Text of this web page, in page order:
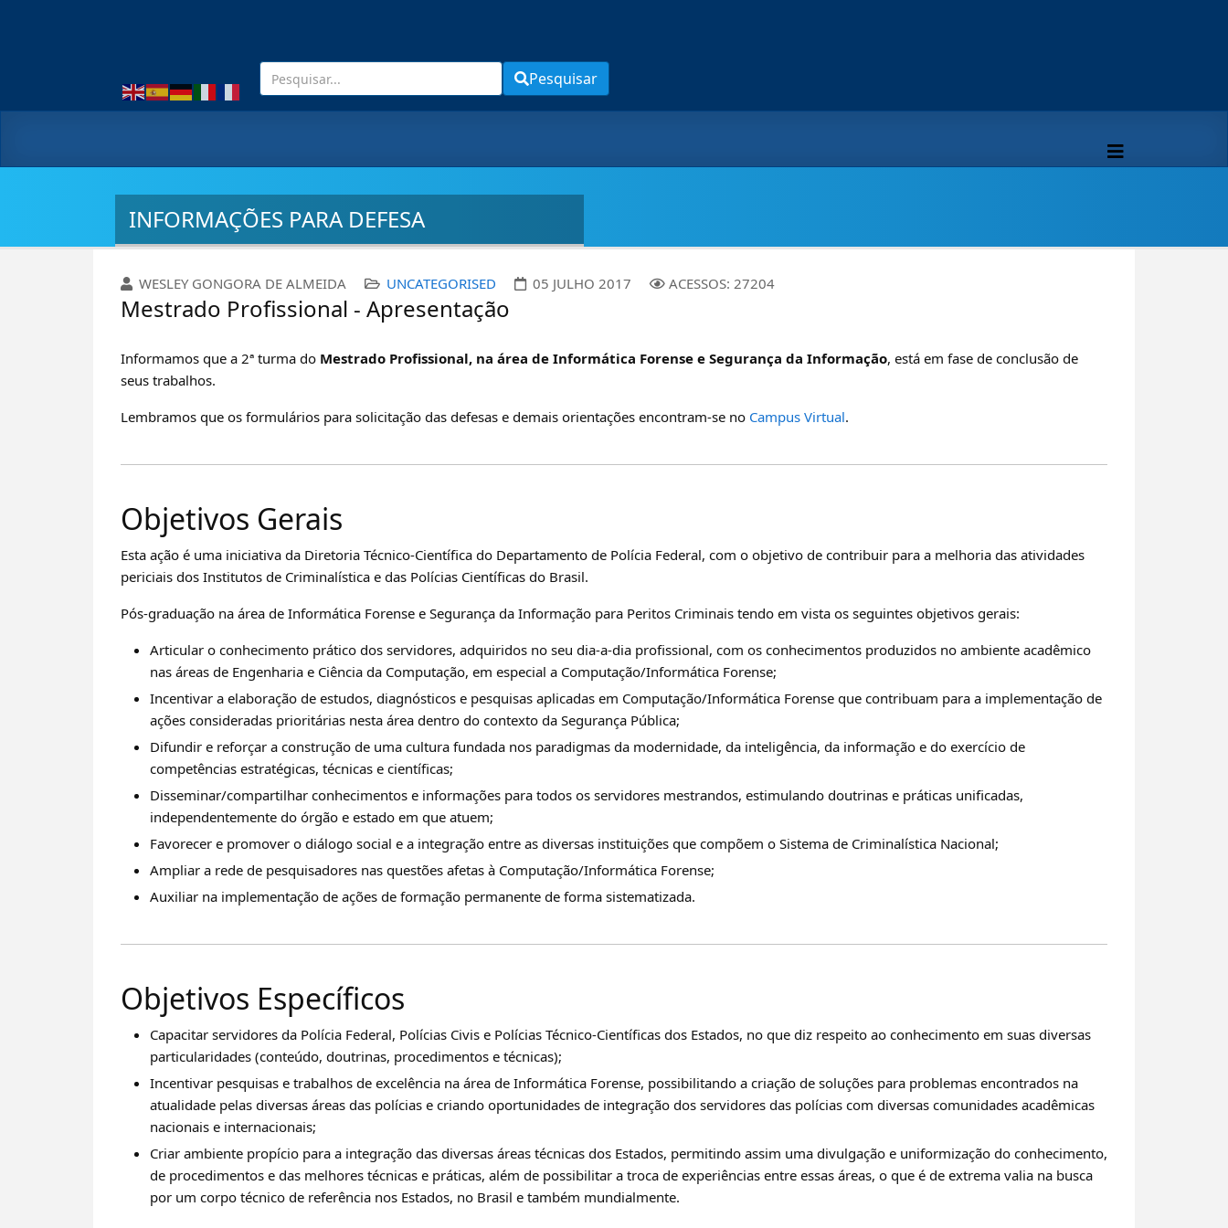
Pesquisar
INFORMAÇÕES PARA DEFESA
WESLEY GONGORA DE ALMEIDA UNCATEGORISED 05 JULHO 2017 ACESSOS: 27204
Mestrado Profissional - Apresentação
Informamos que a 2ª turma do Mestrado Profissional, na área de Informática Forense e Segurança da Informação, está em fase de conclusão de
seus trabalhos.
Lembramos que os formulários para solicitação das defesas e demais orientações encontram-se no Campus Virtual.
Objetivos Gerais
Esta ação é uma iniciativa da Diretoria Técnico-Científica do Departamento de Polícia Federal, com o objetivo de contribuir para a melhoria das atividades
periciais dos Institutos de Criminalística e das Polícias Científicas do Brasil.
Pós-graduação na área de Informática Forense e Segurança da Informação para Peritos Criminais tendo em vista os seguintes objetivos gerais:
Articular o conhecimento prático dos servidores, adquiridos no seu dia-a-dia profissional, com os conhecimentos produzidos no ambiente acadêmico
nas áreas de Engenharia e Ciência da Computação, em especial a Computação/Informática Forense;
Incentivar a elaboração de estudos, diagnósticos e pesquisas aplicadas em Computação/Informática Forense que contribuam para a implementação de
ações consideradas prioritárias nesta área dentro do contexto da Segurança Pública;
Difundir e reforçar a construção de uma cultura fundada nos paradigmas da modernidade, da inteligência, da informação e do exercício de
competências estratégicas, técnicas e científicas;
Disseminar/compartilhar conhecimentos e informações para todos os servidores mestrandos, estimulando doutrinas e práticas unificadas,
independentemente do órgão e estado em que atuem;
Favorecer e promover o diálogo social e a integração entre as diversas instituições que compõem o Sistema de Criminalística Nacional;
Ampliar a rede de pesquisadores nas questões afetas à Computação/Informática Forense;
Auxiliar na implementação de ações de formação permanente de forma sistematizada.
Objetivos Específicos
Capacitar servidores da Polícia Federal, Polícias Civis e Polícias Técnico-Científicas dos Estados, no que diz respeito ao conhecimento em suas diversas
particularidades (conteúdo, doutrinas, procedimentos e técnicas);
Incentivar pesquisas e trabalhos de excelência na área de Informática Forense, possibilitando a criação de soluções para problemas encontrados na
atualidade pelas diversas áreas das polícias e criando oportunidades de integração dos servidores das polícias com diversas comunidades acadêmicas
nacionais e internacionais;
Criar ambiente propício para a integração das diversas áreas técnicas dos Estados, permitindo assim uma divulgação e uniformização do conhecimento,
de procedimentos e das melhores técnicas e práticas, além de possibilitar a troca de experiências entre essas áreas, o que é de extrema valia na busca
por um corpo técnico de referência nos Estados, no Brasil e também mundialmente.